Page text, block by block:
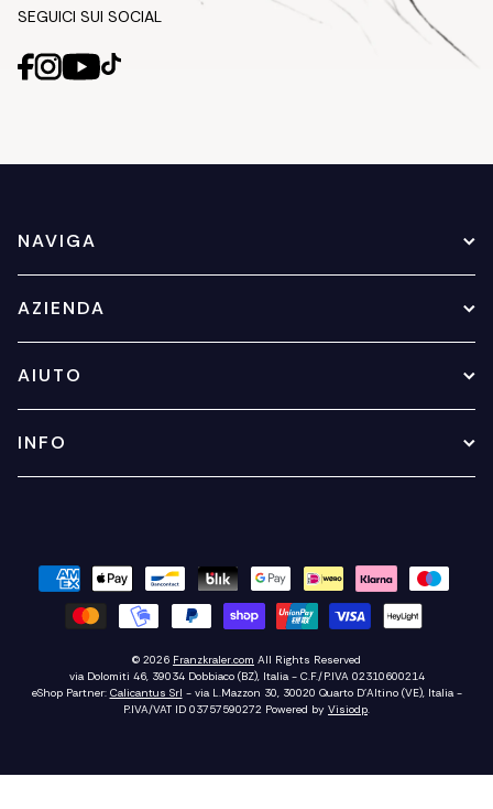
SEGUICI SUI SOCIAL
NAVIGA
AZIENDA
AIUTO
INFO
© 2026 Franzkraler.com All Rights Reserved
via Dolomiti 46, 39034 Dobbiaco (BZ), Italia - C.F./P.IVA 02310600214
eShop Partner: Calicantus Srl - via L.Mazzon 30, 30020 Quarto D'Altino (VE), Italia -
P.IVA/VAT ID 03757590272 Powered by Visiodp.